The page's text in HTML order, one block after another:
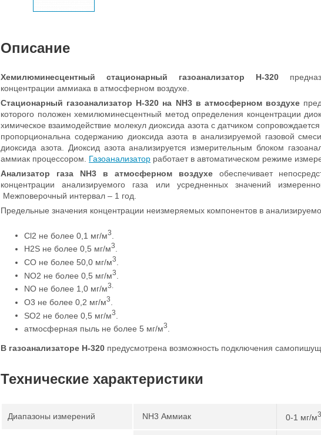
Описание
Хемилюминесцентный стационарный газоанализатор Н-320
концентрации аммиака в атмосферном воздухе.
Стационарный газоанализатор Н-320 на NH3 в атмосферном воздухе
которого положен хемилюминесцентный метод определения концентрации
химическое взаимодействие молекул диоксида азота с датчиком
пропорциональна содержанию диоксида азота в анализируемой газовой
диоксида азота. Диоксид азота анализируется измерительным блоком
аммиак процессором. Газоанализатор работает в автоматическом режиме
Анализатор газа NH3 в атмосферном воздухеобеспечивает
концентрации анализируемого газа или усредненных значений
Межповерочный интервал – 1 год.
Предельные значения концентрации неизмеряемых компонентов в
Cl2 не более 0,1 мг/м3
Н2S не более 0,5 мг/м3
СО не более 50,0 мг/м3
NO2 не более 0,5 мг/м3
NO не более 1,0 мг/м3.
О3 не более 0,2 мг/м3
SO2 не более 0,5 мг/м3
атмосферная пыль не более 5 мг/м3
В газоанализаторе Н-320 предусмотрена возможность подключения
Технические характеристики
Диапазоны измерений NH3 Аммиак 0-1 мг/м3